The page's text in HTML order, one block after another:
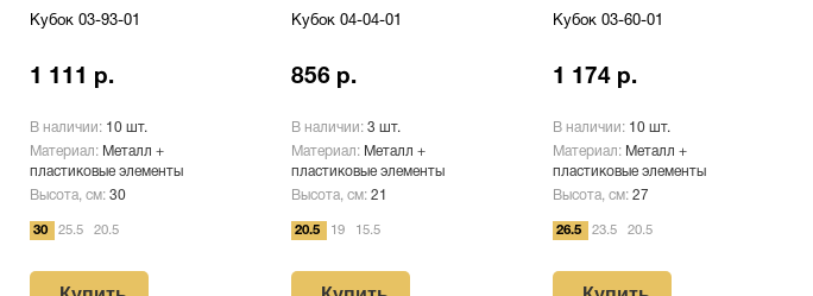
Кубок 03-93-01
1 111 р.
В наличии: 10 шт.
Материал: Металл +
пластиковые элементы
Высота, см: 30
30 25.5 20.5
Кубок 04-04-01
856 р.
В наличии: 3 шт.
Материал: Металл +
пластиковые элементы
Высота, см: 21
20.5 19 15.5
Кубок 03-60-01
1 174 р.
В наличии: 10 шт.
Материал: Металл +
пластиковые элементы
Высота, см: 27
26.5 23.5 20.5